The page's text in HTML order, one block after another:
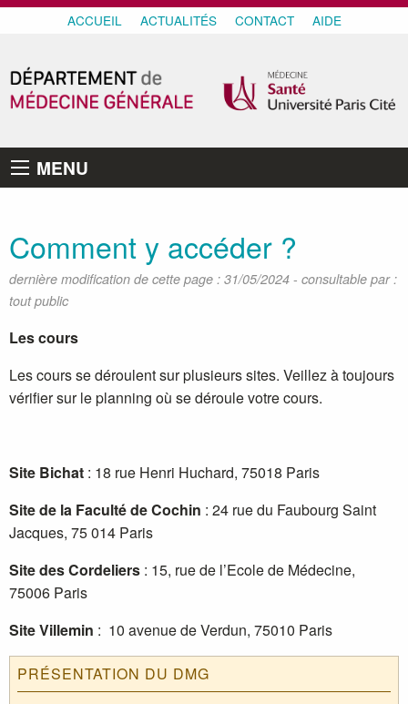
ACCUEIL ACTUALITÉS CONTACT AIDE
MENU
Comment y accéder ?
dernière modification de cette page : 31/05/2024 - consultable par :
tout public
Les cours
Les cours se déroulent sur plusieurs sites. Veillez à toujours
vérifier sur le planning où se déroule votre cours.
Site Bichat : 18 rue Henri Huchard, 75018 Paris
Site de la Faculté de Cochin : 24 rue du Faubourg Saint
Jacques, 75 014 Paris
Site des Cordeliers : 15, rue de l’Ecole de Médecine,
75006 Paris
Site Villemin : 10 avenue de Verdun, 75010 Paris
PRÉSENTATION DU DMG